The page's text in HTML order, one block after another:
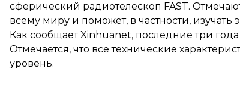
сферический радиотелескоп FAST.
всему миру и поможет, в частности,
Как сообщаетXinhuanet, последние три
Отмечается, что все технические
уровень.